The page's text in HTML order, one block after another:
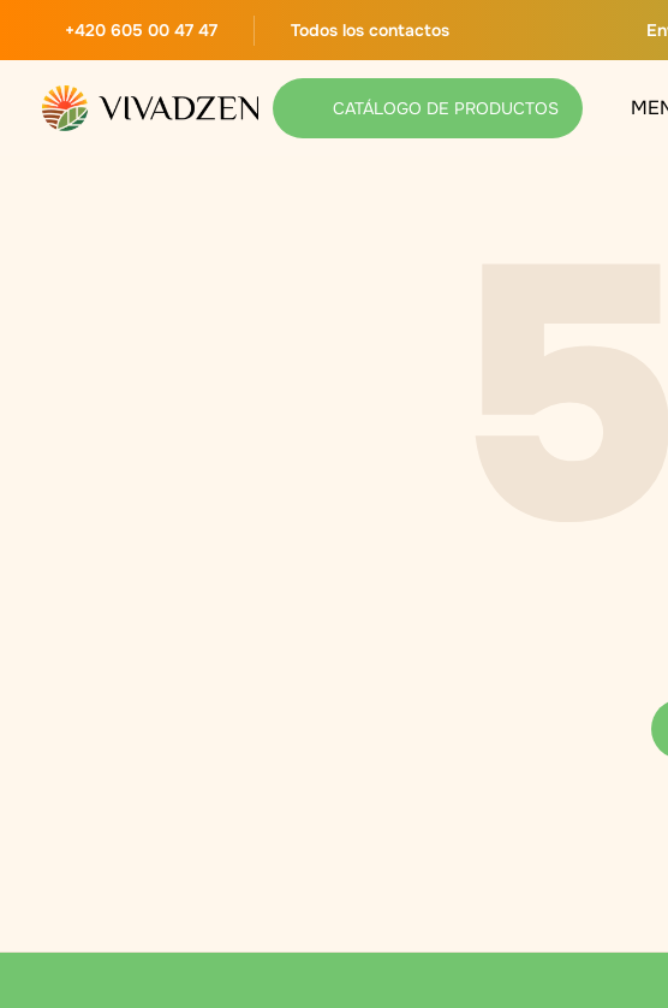
+420 605 00 47 47 Todos los contactos
CATÁLOGO DE PRODUCTOS